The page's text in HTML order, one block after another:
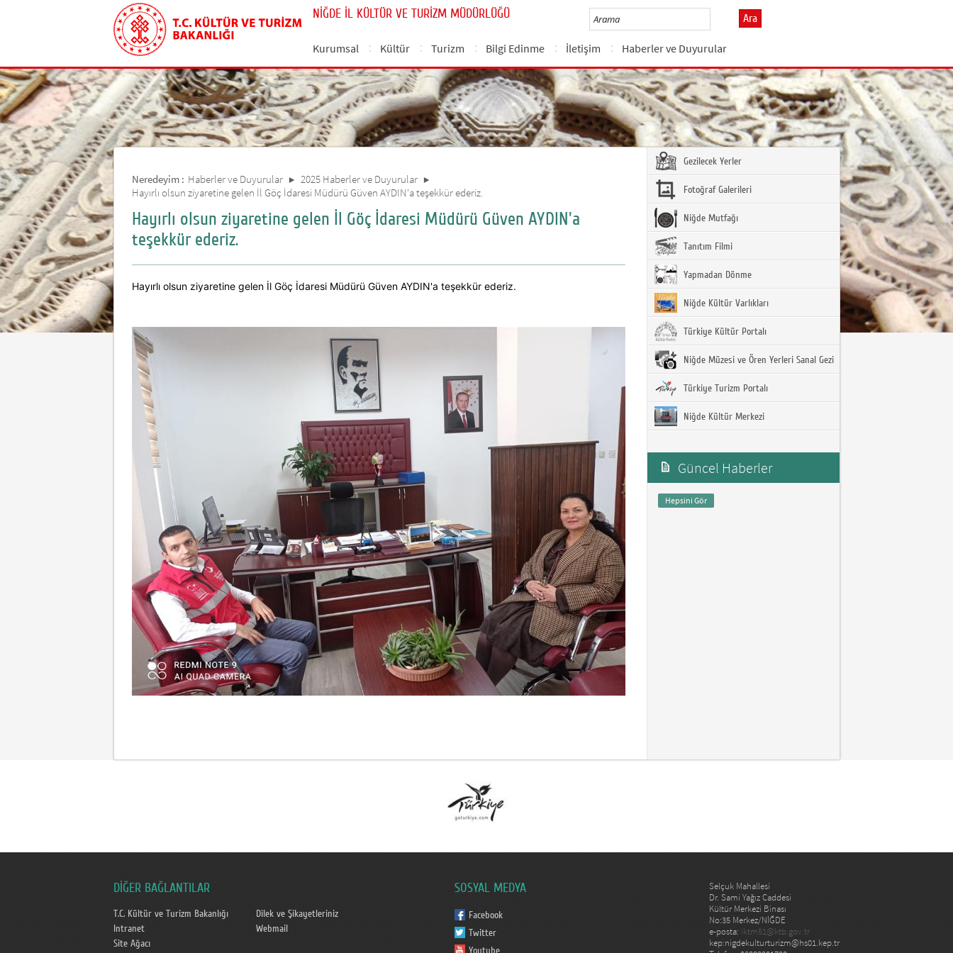
NİĞDE İL KÜLTÜR VE TURİZM MÜDÜRLÜĞÜ Ara
Kurumsal Kültür Turizm Bilgi Edinme İletişim Haberler ve Duyurular
Neredeyim : Haberler ve Duyurular
2025 Haberler ve Duyurular
Hayırlı olsun ziyaretine gelen İl Göç İdaresi Müdürü Güven AYDIN'a teşekkür ederiz.
Hayırlı olsun ziyaretine gelen İl Göç İdaresi Müdürü Güven AYDIN'a
teşekkür ederiz.
Hayırlı olsun ziyaretine gelen İl Göç İdaresi Müdürü Güven AYDIN'a teşekkür ederiz.
Gezilecek Yerler
Fotoğraf Galerileri
Niğde Mutfağı
Tanıtım Filmi
Yapmadan Dönme
Niğde Kültür Varlıkları
Türkiye Kültür Portalı
Niğde Müzesi ve Ören Yerleri Sanal Gezi
Türkiye Turizm Portalı
Niğde Kültür Merkezi
Güncel Haberler
Hepsini Gör
DİĞER BAĞLANTILAR
T.C. Kültür ve Turizm Bakanlığı
Dilek ve Şikayetleriniz
Intranet
Webmail
Site Ağacı
SOSYAL MEDYA
Facebook
Twitter
Selçuk Mahallesi
Dr. Sami Yağız Caddesi
Kültür Merkezi Binası
No:35 Merkez/NİĞDE
e-posta: iktm51@ktb.gov.tr
kep:nigdekulturturizm@hs01.kep.tr